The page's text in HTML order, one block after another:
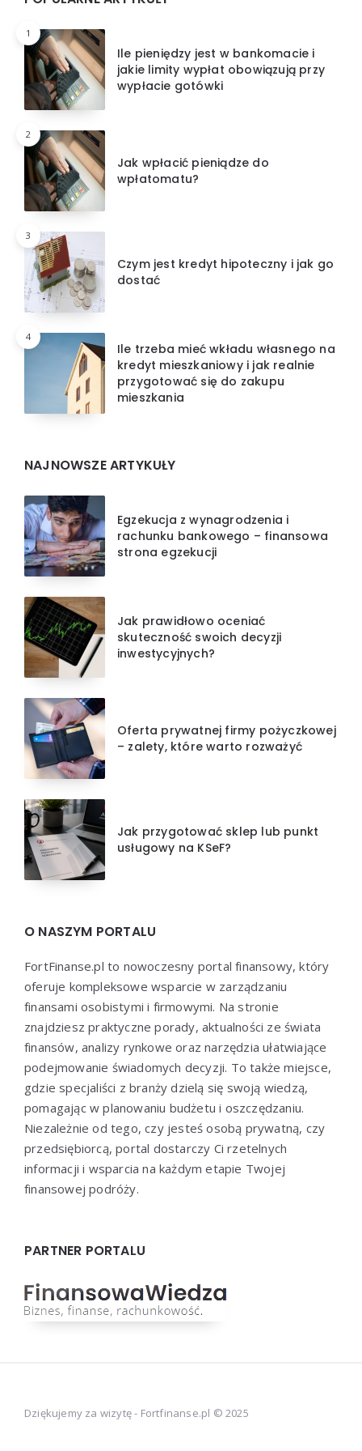
1
Ile pieniędzy jest w bankomacie i
jakie limity wypłat obowiązują przy
wypłacie gotówki
2
Jak wpłacić pieniądze do
wpłatomatu?
3
Czym jest kredyt hipoteczny i jak go
dostać
4
Ile trzeba mieć wkładu własnego na
kredyt mieszkaniowy i jak realnie
przygotować się do zakupu
mieszkania
NAJNOWSZE ARTYKUŁY
Egzekucja z wynagrodzenia i
rachunku bankowego – finansowa
strona egzekucji
Jak prawidłowo oceniać
skuteczność swoich decyzji
inwestycyjnych?
Oferta prywatnej firmy pożyczkowej
– zalety, które warto rozważyć
Jak przygotować sklep lub punkt
usługowy na KSeF?
O NASZYM PORTALU
FortFinanse.pl to nowoczesny portal finansowy, który
oferuje kompleksowe wsparcie w zarządzaniu
finansami osobistymi i firmowymi. Na stronie
znajdziesz praktyczne porady, aktualności ze świata
finansów, analizy rynkowe oraz narzędzia ułatwiające
podejmowanie świadomych decyzji. To także miejsce,
gdzie specjaliści z branży dzielą się swoją wiedzą,
pomagając w planowaniu budżetu i oszczędzaniu.
Niezależnie od tego, czy jesteś osobą prywatną, czy
przedsiębiorcą, portal dostarczy Ci rzetelnych
informacji i wsparcia na każdym etapie Twojej
finansowej podróży.
PARTNER PORTALU
Dziękujemy za wizytę - Fortfinanse.pl © 2025